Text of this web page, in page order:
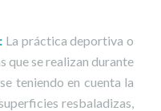
La práctica deportiva o
que se realizan durante
teniendo en cuenta la
resbaladizas,